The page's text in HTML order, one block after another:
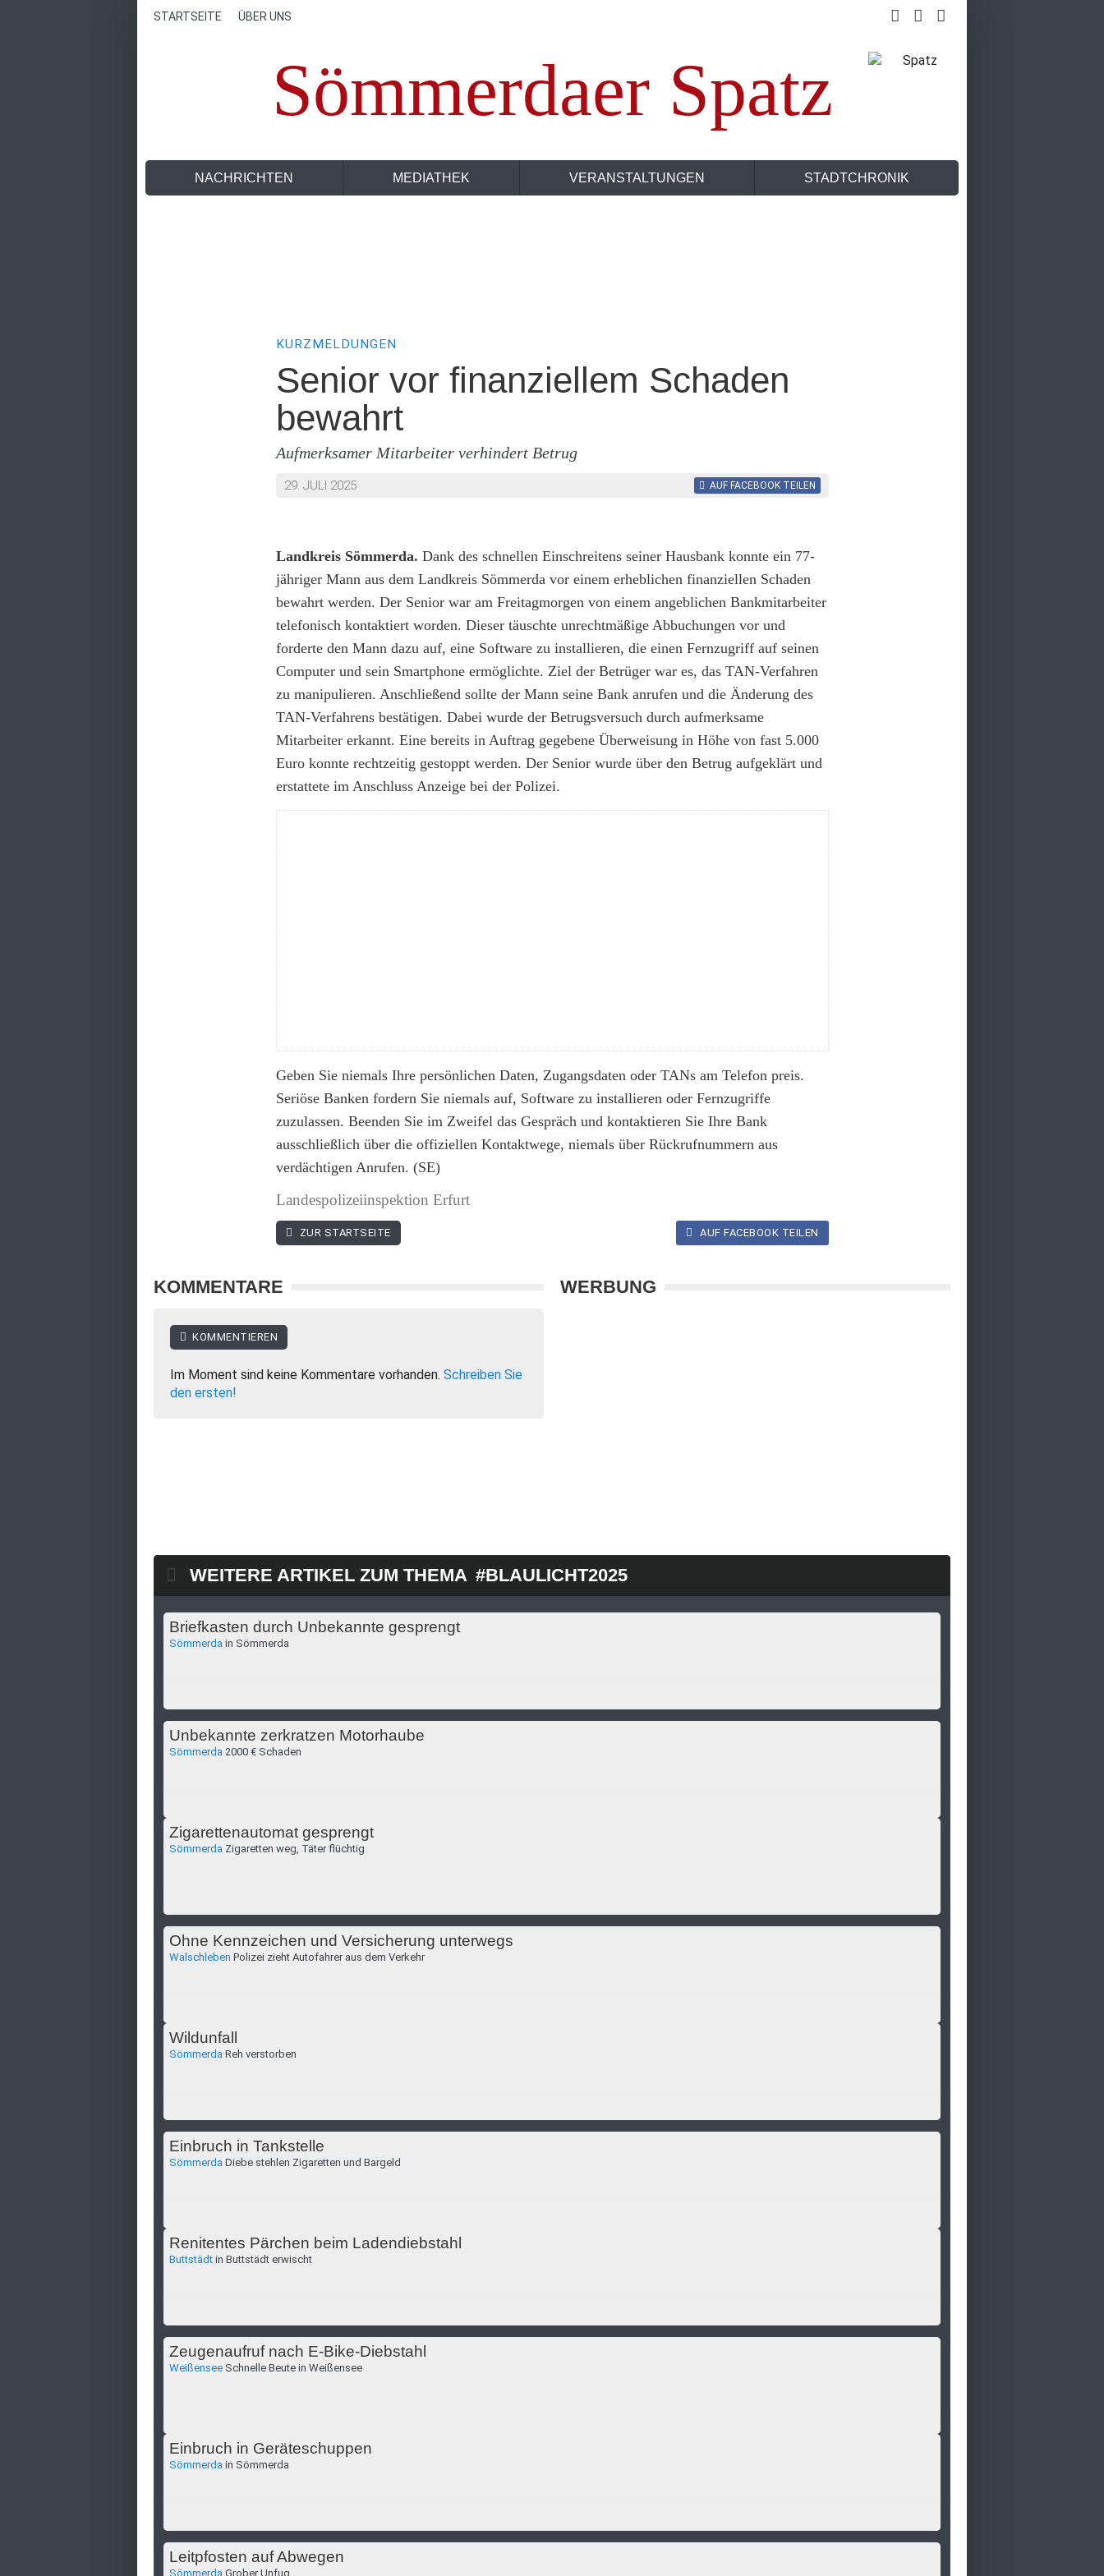
STARTSEITE ÜBER UNS
Sömmerdaer Spatz
NACHRICHTEN MEDIATHEK VERANSTALTUNGEN STADTCHRONIK
KURZMELDUNGEN
Senior vor finanziellem Schaden
bewahrt
Aufmerksamer Mitarbeiter verhindert Betrug
29. JULI 2025 AUF FACEBOOK TEILEN
Landkreis Sömmerda. Dank des schnellen Einschreitens seiner Hausbank konnte ein 77-
jähriger Mann aus dem Landkreis Sömmerda vor einem erheblichen finanziellen Schaden
bewahrt werden. Der Senior war am Freitagmorgen von einem angeblichen Bankmitarbeiter
telefonisch kontaktiert worden. Dieser täuschte unrechtmäßige Abbuchungen vor und
forderte den Mann dazu auf, eine Software zu installieren, die einen Fernzugriff auf seinen
Computer und sein Smartphone ermöglichte. Ziel der Betrüger war es, das TAN-Verfahren
zu manipulieren. Anschließend sollte der Mann seine Bank anrufen und die Änderung des
TAN-Verfahrens bestätigen. Dabei wurde der Betrugsversuch durch aufmerksame
Mitarbeiter erkannt. Eine bereits in Auftrag gegebene Überweisung in Höhe von fast 5.000
Euro konnte rechtzeitig gestoppt werden. Der Senior wurde über den Betrug aufgeklärt und
erstattete im Anschluss Anzeige bei der Polizei.
Geben Sie niemals Ihre persönlichen Daten, Zugangsdaten oder TANs am Telefon preis.
Seriöse Banken fordern Sie niemals auf, Software zu installieren oder Fernzugriffe
zuzulassen. Beenden Sie im Zweifel das Gespräch und kontaktieren Sie Ihre Bank
ausschließlich über die offiziellen Kontaktwege, niemals über Rückrufnummern aus
verdächtigen Anrufen. (SE)
Landespolizeiinspektion Erfurt
ZUR STARTSEITE AUF FACEBOOK TEILEN
KOMMENTARE
KOMMENTIEREN
Im Moment sind keine Kommentare vorhanden. Schreiben Sie
den ersten!
WERBUNG
WEITERE ARTIKEL ZUM THEMA #BLAULICHT2025
Briefkasten durch Unbekannte gesprengt
Sömmerda in Sömmerda
Unbekannte zerkratzen Motorhaube
Sömmerda 2000 € Schaden
Zigarettenautomat gesprengt
Sömmerda Zigaretten weg, Täter flüchtig
Ohne Kennzeichen und Versicherung unterwegs
Walschleben Polizei zieht Autofahrer aus dem Verkehr
Wildunfall
Sömmerda Reh verstorben
Einbruch in Tankstelle
Sömmerda Diebe stehlen Zigaretten und Bargeld
Renitentes Pärchen beim Ladendiebstahl
Buttstädt in Buttstädt erwischt
Zeugenaufruf nach E-Bike-Diebstahl
Weißensee Schnelle Beute in Weißensee
Einbruch in Geräteschuppen
Sömmerda in Sömmerda
Leitpfosten auf Abwegen
Sömmerda Grober Unfug